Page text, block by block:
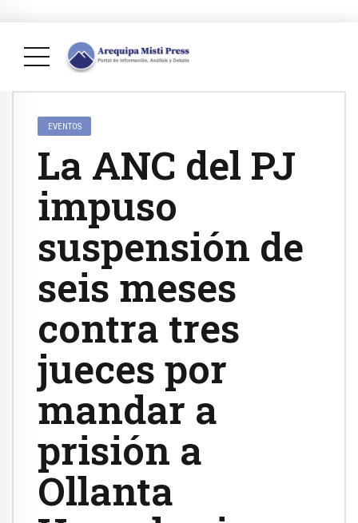
EVENTOS
La ANC del PJ
impuso
suspensión de
seis meses
contra tres
jueces por
mandar a
prisión a
Ollanta